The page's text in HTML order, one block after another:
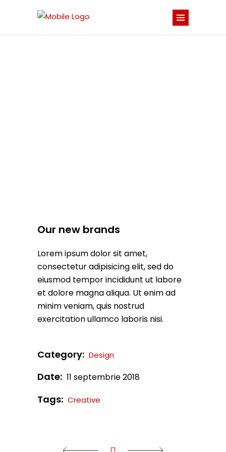
Our new brands
Lorem ipsum dolor sit amet,
consectetur adipisicing elit, sed do
eiusmod tempor incididunt ut labore
et dolore magna aliqua. Ut enim ad
minim veniam, quis nostrud
exercitation ullamco laboris nisi.
Category: Design
Date: 11 septembrie 2018
Tags: Creative